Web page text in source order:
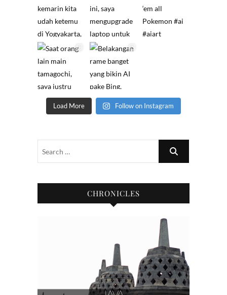
Load More Follow on Instagram
CHRONICLES